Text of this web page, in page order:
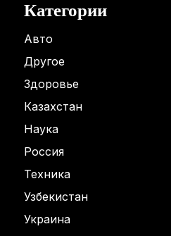
Категории
Авто
Другое
Здоровье
Казахстан
Наука
Россия
Техника
Узбекистан
Украина